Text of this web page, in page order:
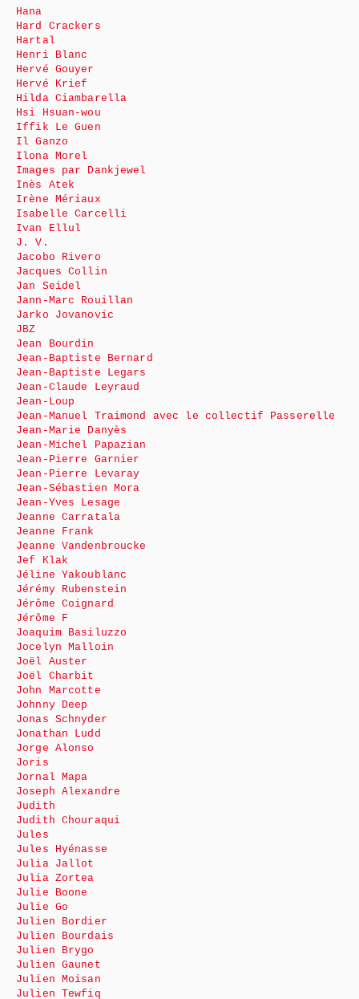
Hana
Hard Crackers
Hartal
Henri Blanc
Hervé Gouyer
Hervé Krief
Hilda Ciambarella
Hsi Hsuan-wou
Iffik Le Guen
Il Ganzo
Ilona Morel
Images par Dankjewel
Inès Atek
Irène Mériaux
Isabelle Carcelli
Ivan Ellul
J. V.
Jacobo Rivero
Jacques Collin
Jan Seidel
Jann-Marc Rouillan
Jarko Jovanovic
JBZ
Jean Bourdin
Jean-Baptiste Bernard
Jean-Baptiste Legars
Jean-Claude Leyraud
Jean-Loup
Jean-Manuel Traimond avec le collectif Passerelle
Jean-Marie Danyès
Jean-Michel Papazian
Jean-Pierre Garnier
Jean-Pierre Levaray
Jean-Sébastien Mora
Jean-Yves Lesage
Jeanne Carratala
Jeanne Frank
Jeanne Vandenbroucke
Jef Klak
Jéline Yakoublanc
Jérémy Rubenstein
Jérôme Coignard
Jérôme F
Joaquim Basiluzzo
Jocelyn Malloin
Joël Auster
Joël Charbit
John Marcotte
Johnny Deep
Jonas Schnyder
Jonathan Ludd
Jorge Alonso
Joris
Jornal Mapa
Joseph Alexandre
Judith
Judith Chouraqui
Jules
Jules Hyénasse
Julia Jallot
Julia Zortea
Julie Boone
Julie Go
Julien Bordier
Julien Bourdais
Julien Brygo
Julien Gaunet
Julien Moisan
Julien Tewfiq